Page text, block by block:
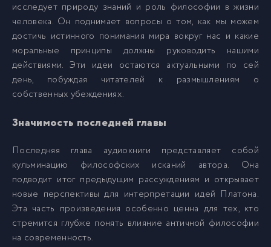
22 022
23 023
24 024
025
26 026
27
28 028
исследует природу знаний и роль философии в жизни
человека. Он поднимает вопросы о том, как мы можем
достичь истинного понимания мира вокруг нас и какие
моральные принципы должны руководить нашими
действиями. Эти идеи остаются актуальными по сей
день, побуждая читателей к размышлениям о
собственных убеждениях.
Значимость последней главы
Последняя глава аудиокниги представляет собой
кульминацию философских исканий автора. Она
подводит итог предыдущим рассуждениям и открывает
новые перспективы для интерпретации идей Платона.
Эта часть произведения особенно ценна для тех, кто
стремится глубже понять влияние античной философии
на современность.